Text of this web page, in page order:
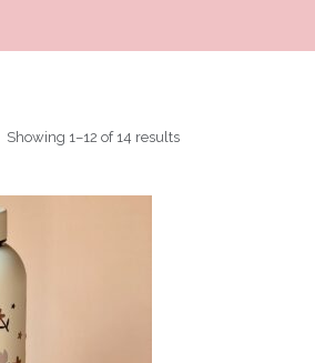
Showing 1–12 of 14 results